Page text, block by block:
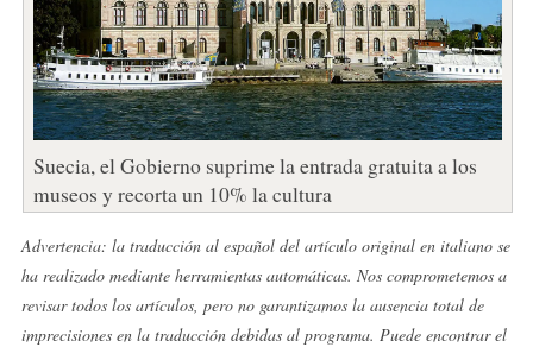
Suecia, el Gobierno suprime la entrada gratuita a los
museos y recorta un 10% la cultura
Advertencia: la traducción al español del artículo original en italiano se
ha realizado mediante herramientas automáticas. Nos comprometemos a
revisar todos los artículos, pero no garantizamos la ausencia total de
imprecisiones en la traducción debidas al programa. Puede encontrar el